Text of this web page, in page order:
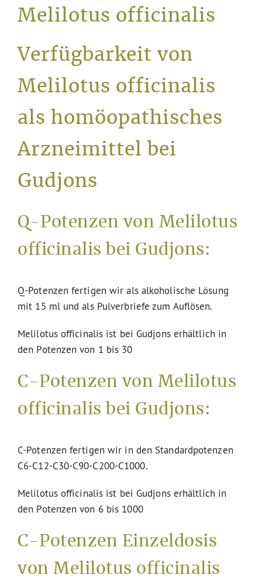
Melilotus officinalis
Verfügbarkeit von
Melilotus officinalis
als homöopathisches
Arzneimittel bei
Gudjons
Q-Potenzen von Melilotus
officinalis bei Gudjons:
Q-Potenzen fertigen wir als alkoholische Lösung
mit 15 ml und als Pulverbriefe zum Auflösen.
Melilotus officinalis ist bei Gudjons erhältlich in
den Potenzen von 1 bis 30
C-Potenzen von Melilotus
officinalis bei Gudjons:
C-Potenzen fertigen wir in den Standardpotenzen
C6-C12-C30-C90-C200-C1000.
Melilotus officinalis ist bei Gudjons erhältlich in
den Potenzen von 6 bis 1000
C-Potenzen Einzeldosis
von Melilotus officinalis